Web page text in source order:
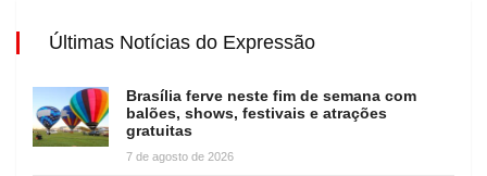
Últimas Notícias do Expressão
Brasília ferve neste fim de semana com
balões, shows, festivais e atrações
gratuitas
7 de agosto de 2026